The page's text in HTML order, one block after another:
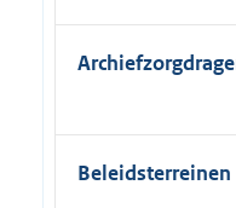
Beleidsterreinen